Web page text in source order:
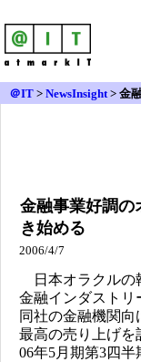
＠IT > NewsInsight> 金
金融事業好調の
き始める
2006/4/7
日本オラクルの
金融インダストリ
同社の金融機関
最高の売り上げを
06年5月期第3四